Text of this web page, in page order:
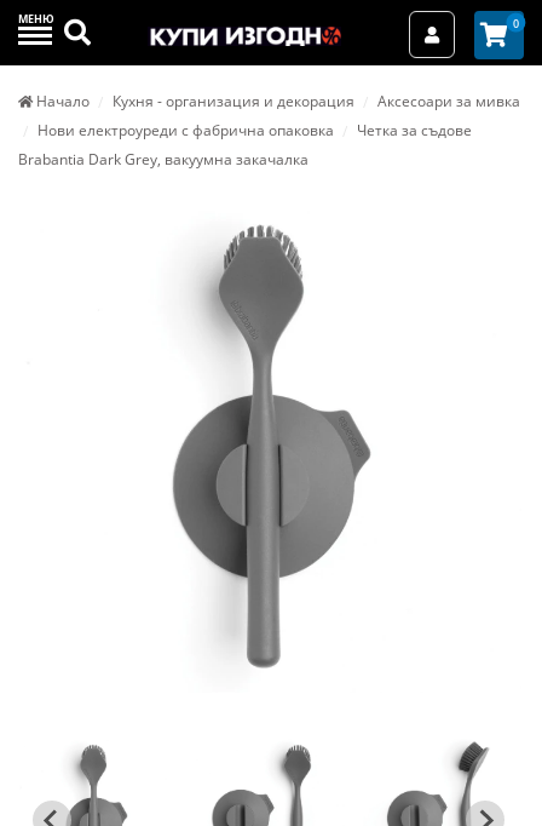
МЕНЮ Търси Вход / 0
Начало Кухня - организация и декорация
Аксесоари за мивка
Нови електроуреди с фабрична опаковка
Четка за съдове
Brabantia Dark Grey, вакуумна закачалка